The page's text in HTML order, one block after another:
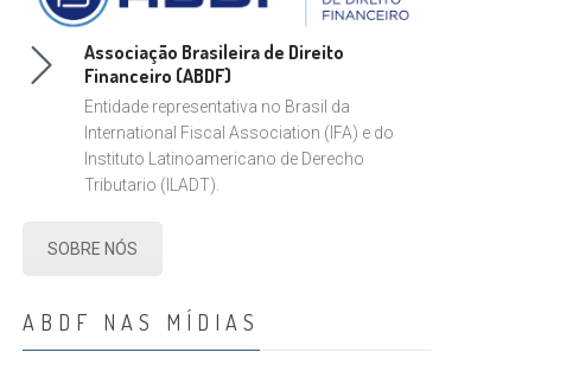
Associação Brasileira de Direito
Financeiro (ABDF)
Entidade representativa no Brasil da
International Fiscal Association (IFA) e do
Instituto Latinoamericano de Derecho
Tributario (ILADT).
SOBRE NÓS
ABDF NAS MÍDIAS